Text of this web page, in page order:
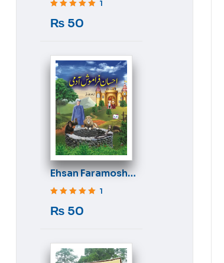
1
₨ 50
Ehsan Faramosh
Aadmi
1
₨ 50